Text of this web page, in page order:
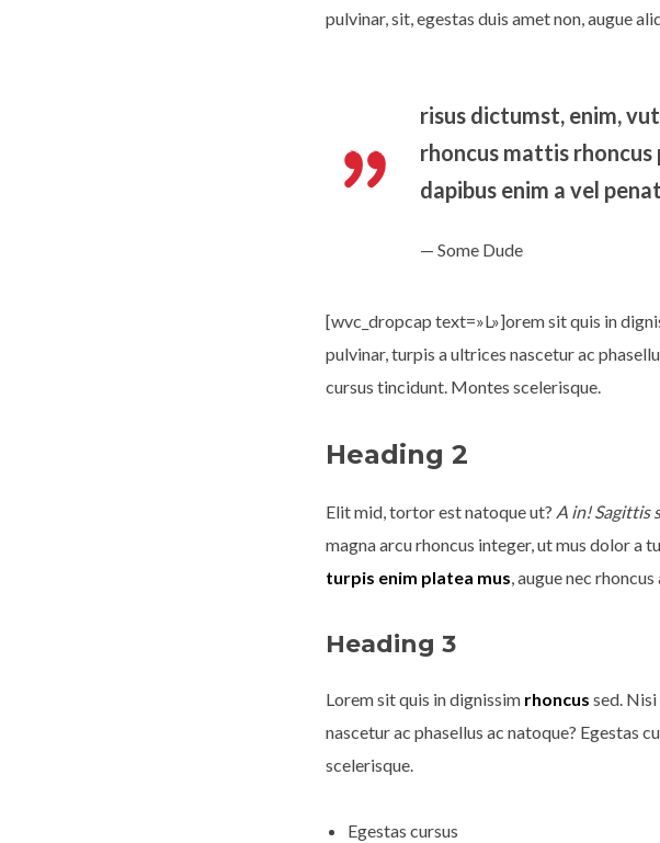
pulvinar, sit, egestas duis amet non, augue
risus dictumst, enim,
rhoncus mattis rhoncus
dapibus enim a vel
Some Dude
[wvc_dropcap text=»L»]orem sit quis in
pulvinar, turpis a ultrices nascetur ac
cursus tincidunt. Montes scelerisque.
Heading 2
Elit mid, tortor est natoque ut? A in! Sagittis
magna arcu rhoncus integer, ut mus dolor a
turpis enim platea mus, augue nec rhoncus
Heading 3
Lorem sit quis in dignissim rhoncus sed.
nascetur ac phasellus ac natoque? Egestas
scelerisque.
Egestas cursus